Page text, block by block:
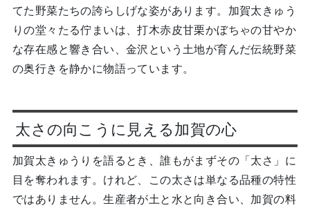
てた野菜たちの誇らしげな姿があります。加賀太きゅう
りの堂々たる佇まいは、打木赤皮甘栗かぼちゃの甘やか
な存在感と響き合い、金沢という土地が育んだ伝統野菜
の奥行きを静かに物語っています。
太さの向こうに見える加賀の心
加賀太きゅうりを語るとき、誰もがまずその「太さ」に
目を奪われます。けれど、この太さは単なる品種の特性
ではありません。生産者が土と水と向き合い、加賀の料